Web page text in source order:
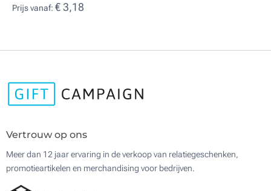
Prijs vanaf: € 3,18
Vertrouw op ons
Meer dan 12 jaar ervaring in de verkoop van relatiegeschenken,
promotieartikelen en merchandising voor bedrijven.